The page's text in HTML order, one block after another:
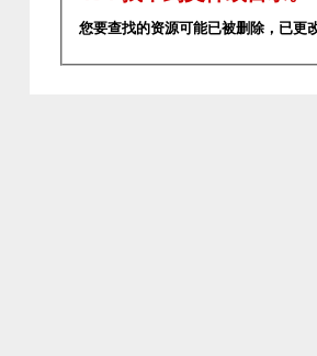
您要查找的资源可能已被删除，已更